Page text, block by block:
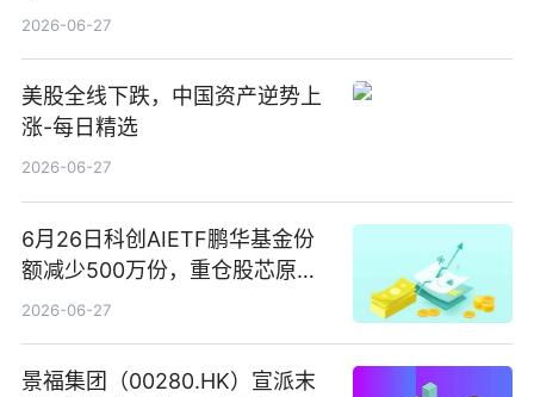
2026-06-27
美股全线下跌，中国资产逆势上
涨-每日精选
2026-06-27
6月26日科创AIETF鹏华基金份
额减少500万份，重仓股芯原股
份、寒武纪、澜起科技 观速讯
2026-06-27
景福集团（00280.HK）宣派末